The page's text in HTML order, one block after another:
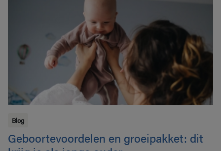
Blog
Geboortevoordelen en groeipakket: dit